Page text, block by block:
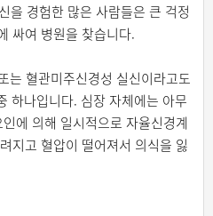
을 경험한 많은 사람들은 큰 걱정
싸여 병원을 찾습니다.
는 혈관미주신경성 실신이라고도
하나입니다. 심장 자체에는 아무
에 의해 일시적으로 자율신경계
지고 혈압이 떨어져서 의식을 잃